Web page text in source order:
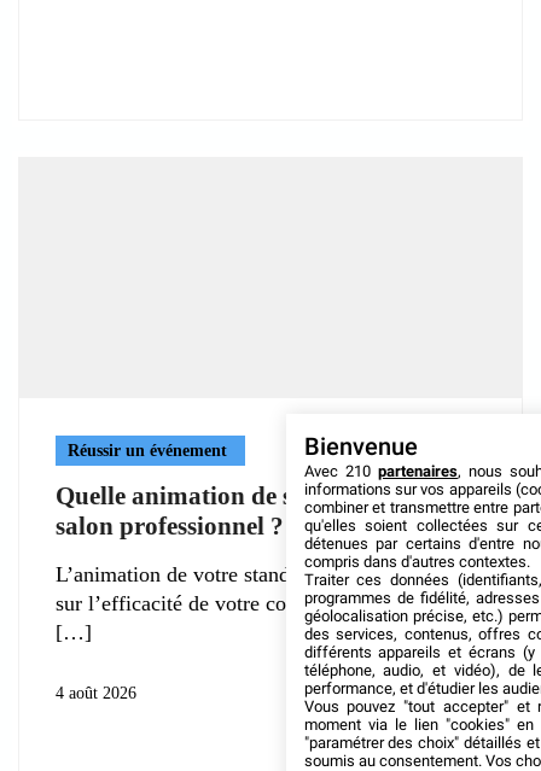
Réussir un événement
Quelle animation de stand pendant un
salon professionnel ?
L’animation de votre stand impacte grandement
sur l’efficacité de votre communication au cours
4 août 2026
Bienvenue
Avec 210 partenaires, nous
informations sur vos appareils
combiner et transmettre entre
qu'elles soient collectées sur
détenues par certains d'entre
compris dans d'autres contextes.
Traiter ces données
programmes de fidélité,
géolocalisation précise, etc.)
des services, contenus, offres
différents appareils et écrans (y
téléphone, audio, et vidéo), de
performance, et d'étudier les
Vous pouvez "tout accepter" et
moment via le lien "cookies" en
"paramétrer des choix" détaillés
soumis au consentement. Vos